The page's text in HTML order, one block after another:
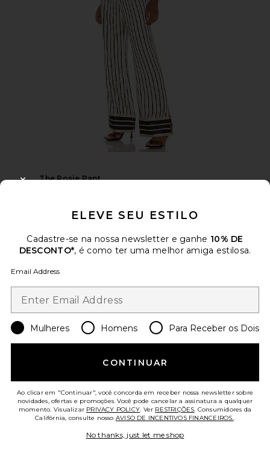
The Rosie Pant
Talitha Ruffle Capri
ELEVE SEU ESTILO
Cadastre-se na nossa newsletter e ganhe 10% DE
DESCONTO*, é como ter uma melhor amiga estilosa.
Email Address
Mulheres Homens Para Receber os Dois
CONTINUAR
Ao clicar em "Continuar", você concorda em receber nossa newsletter sobre
novidades, ofertas e promoções. Você pode cancelar a assinatura a qualquer
momento. Visualizar PRIVACY POLICY. Ver RESTRIÇÕES. Consumidores da
Califórnia, consulte nosso AVISO DE INCENTIVOS FINANCEIROS..
No thanks, just let me shop